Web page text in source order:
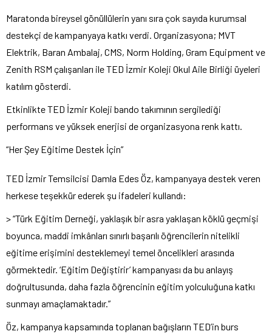
Maratonda bireysel gönüllülerin yanı sıra çok sayıda kurumsal
destekçi de kampanyaya katkı verdi. Organizasyona; MVT
Elektrik, Baran Ambalaj, CMS, Norm Holding, Gram Equipment ve
Zenith RSM çalışanları ile TED İzmir Koleji Okul Aile Birliği üyeleri
katılım gösterdi.
Etkinlikte TED İzmir Koleji bando takımının sergilediği
performans ve yüksek enerjisi de organizasyona renk kattı.
“Her Şey Eğitime Destek İçin”
TED İzmir Temsilcisi Damla Edes Öz, kampanyaya destek veren
herkese teşekkür ederek şu ifadeleri kullandı:
> “Türk Eğitim Derneği, yaklaşık bir asra yaklaşan köklü geçmişi
boyunca, maddi imkânları sınırlı başarılı öğrencilerin nitelikli
eğitime erişimini desteklemeyi temel öncelikleri arasında
görmektedir. ‘Eğitim Değiştirir’ kampanyası da bu anlayış
doğrultusunda, daha fazla öğrencinin eğitim yolculuğuna katkı
sunmayı amaçlamaktadır.”
Öz, kampanya kapsamında toplanan bağışların TED’in burs